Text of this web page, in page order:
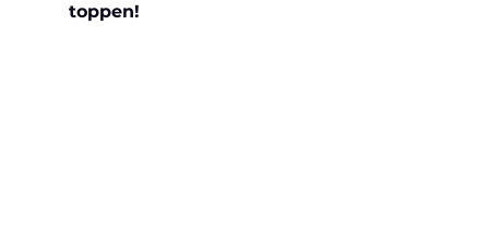
toppen!